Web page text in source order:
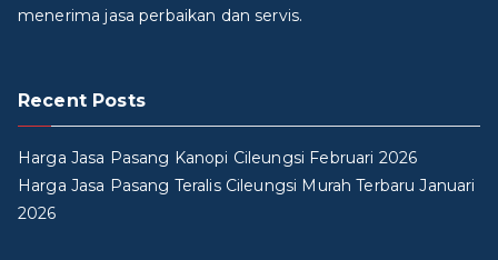
menerima jasa perbaikan dan servis.
Recent Posts
Harga Jasa Pasang Kanopi Cileungsi Februari 2026
Harga Jasa Pasang Teralis Cileungsi Murah Terbaru Januari
2026